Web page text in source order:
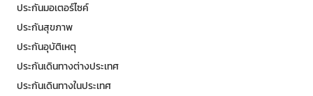
ประกันมอเตอร์ไซค์
ประกันสุขภาพ
ประกันอุบัติเหตุ
ประกันเดินทางต่างประเทศ
ประกันเดินทางในประเทศ